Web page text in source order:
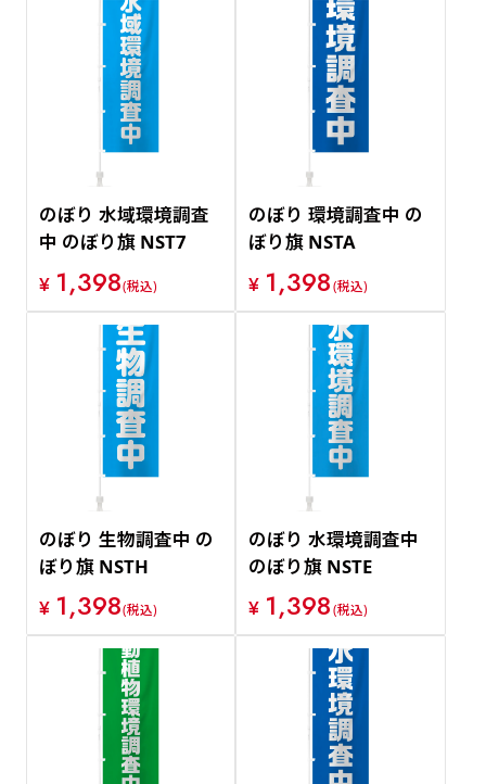
のぼり 水域環境調査
中 のぼり旗 NST7
¥ 1,398(税込)
のぼり 環境調査中 の
ぼり旗 NSTA
¥ 1,398(税込)
のぼり 生物調査中 の
ぼり旗 NSTH
¥ 1,398(税込)
のぼり 水環境調査中
のぼり旗 NSTE
¥ 1,398(税込)